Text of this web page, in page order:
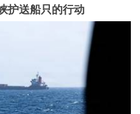
护送船只的行动